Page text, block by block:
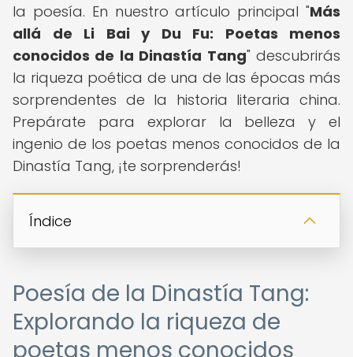
la poesía. En nuestro artículo principal "Más
allá de Li Bai y Du Fu: Poetas menos
conocidos de la Dinastía Tang" descubrirás
la riqueza poética de una de las épocas más
sorprendentes de la historia literaria china.
Prepárate para explorar la belleza y el
ingenio de los poetas menos conocidos de la
Dinastía Tang, ¡te sorprenderás!
Índice
Poesía de la Dinastía Tang:
Explorando la riqueza de
poetas menos conocidos